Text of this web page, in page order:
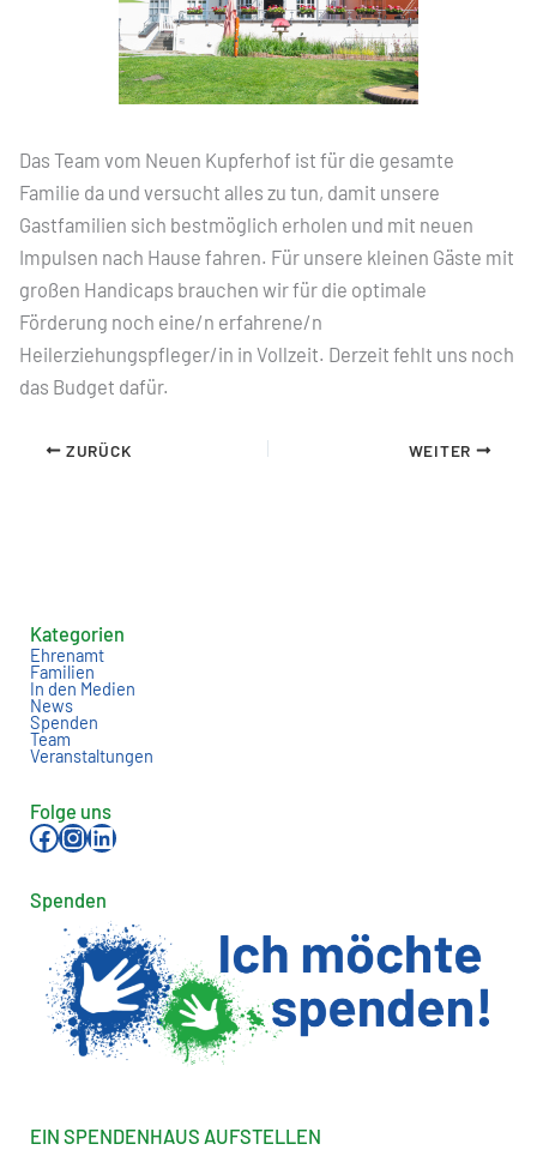
Das Team vom Neuen Kupferhof ist für die gesamte
Familie da und versucht alles zu tun, damit unsere
Gastfamilien sich bestmöglich erholen und mit neuen
Impulsen nach Hause fahren. Für unsere kleinen Gäste mit
großen Handicaps brauchen wir für die optimale
Förderung noch eine/n erfahrene/n
Heilerziehungspfleger/in in Vollzeit. Derzeit fehlt uns noch
das Budget dafür.
ZURÜCK WEITER
Kategorien
Ehrenamt
Familien
In den Medien
News
Spenden
Team
Veranstaltungen
Folge uns
Facebook InstagramLinkedIn
Spenden
EIN SPENDENHAUS AUFSTELLEN